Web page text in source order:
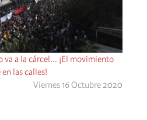
va a la cárcel... ¡El movimiento
las calles!
Viernes 16 Octubre 2020